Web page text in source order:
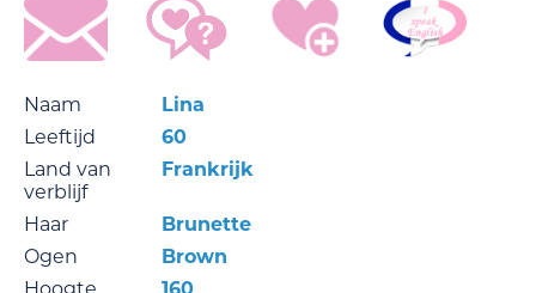
Naam
Lina
Leeftijd
60
Land van
verblijf
Frankrijk
Haar
Brunette
Ogen
Brown